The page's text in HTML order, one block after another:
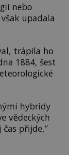
nebo
upadala
trápila ho
1884, šest
hybridy
vědeckých
přijde,“